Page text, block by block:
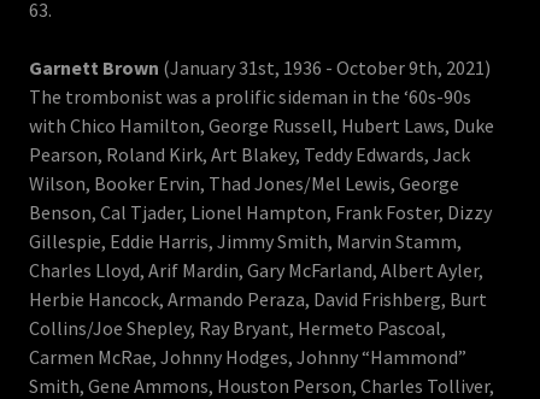
63.
Garnett Brown (January 31st, 1936 - October 9th, 2021)
The trombonist was a prolific sideman in the ‘60s-90s
with Chico Hamilton, George Russell, Hubert Laws, Duke
Pearson, Roland Kirk, Art Blakey, Teddy Edwards, Jack
Wilson, Booker Ervin, Thad Jones/Mel Lewis, George
Benson, Cal Tjader, Lionel Hampton, Frank Foster, Dizzy
Gillespie, Eddie Harris, Jimmy Smith, Marvin Stamm,
Charles Lloyd, Arif Mardin, Gary McFarland, Albert Ayler,
Herbie Hancock, Armando Peraza, David Frishberg, Burt
Collins/Joe Shepley, Ray Bryant, Hermeto Pascoal,
Carmen McRae, Johnny Hodges, Johnny “Hammond”
Smith, Gene Ammons, Houston Person, Charles Tolliver,